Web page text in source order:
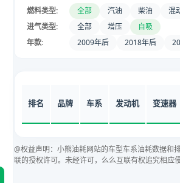
燃料类型: 全部 汽油 柴油 混
进气类型:
全部 增压 自吸
年款:
2009年后 2018年后
排名 品牌 车系 发动机 变速器
@权益声明：小熊油耗网站的车型车系油耗数据和
联的授权许可。未经许可，么么互联有权追究相应侵